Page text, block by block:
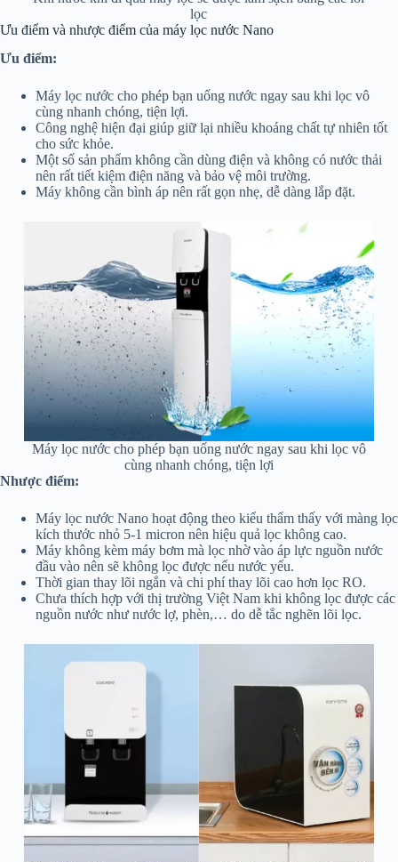
lọc
Ưu điểm và nhược điểm của máy lọc nước Nano
Ưu điểm:
Máy lọc nước cho phép bạn uống nước ngay sau khi lọc vô
cùng nhanh chóng, tiện lợi.
Công nghệ hiện đại giúp giữ lại nhiều khoáng chất tự nhiên tốt
cho sức khỏe.
Một số sản phẩm không cần dùng điện và không có nước thải
nên rất tiết kiệm điện năng và bảo vệ môi trường.
Máy không cần bình áp nên rất gọn nhẹ, dễ dàng lắp đặt.
Máy lọc nước cho phép bạn uống nước ngay sau khi lọc vô
cùng nhanh chóng, tiện lợi
Nhược điểm:
Máy lọc nước Nano hoạt động theo kiểu thẩm thấy với màng lọc
kích thước nhỏ 5-1 micron nên hiệu quả lọc không cao.
Máy không kèm máy bơm mà lọc nhờ vào áp lực nguồn nước
đầu vào nên sẽ không lọc được nếu nước yếu.
Thời gian thay lõi ngắn và chi phí thay lõi cao hơn lọc RO.
Chưa thích hợp với thị trường Việt Nam khi không lọc được các
nguồn nước như nước lợ, phèn,… do dễ tắc nghẽn lõi lọc.